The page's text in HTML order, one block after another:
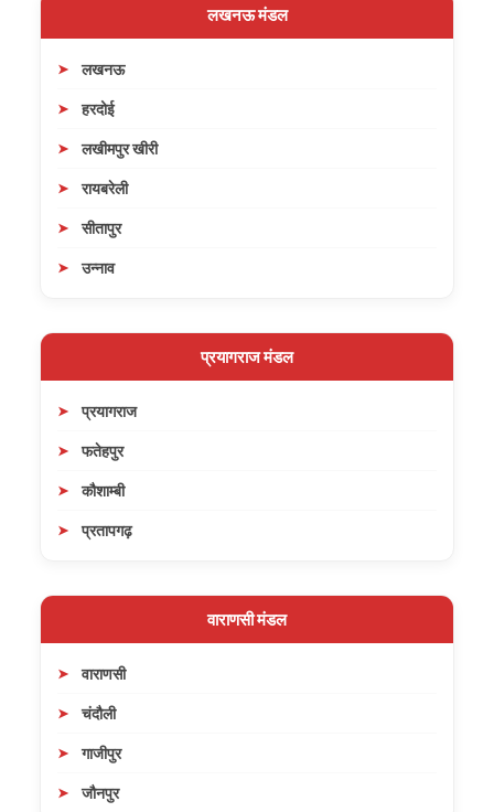
लखनऊ मंडल
लखनऊ
हरदोई
लखीमपुर खीरी
रायबरेली
सीतापुर
उन्नाव
प्रयागराज मंडल
प्रयागराज
फतेहपुर
कौशाम्बी
प्रतापगढ़
वाराणसी मंडल
वाराणसी
चंदौली
गाजीपुर
जौनपुर